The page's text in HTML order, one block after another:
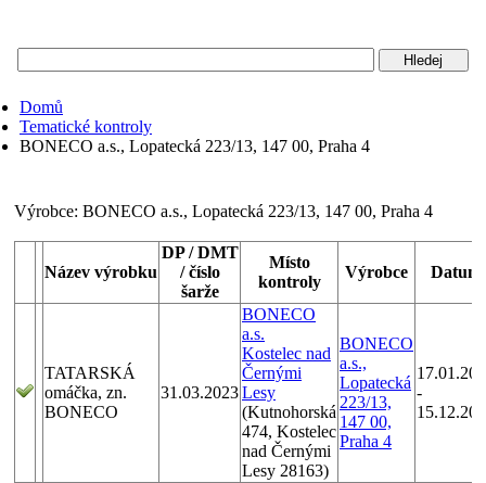
potravinářská
inspekce
Domů
Tematické kontroly
BONECO a.s., Lopatecká 223/13, 147 00, Praha 4
Výrobce: BONECO a.s., Lopatecká 223/13, 147 00, Praha 4
Název výrobku
DP / DMT
/ číslo
šarže
Místo
kontroly
Výrobce Datum
TATARSKÁ
omáčka, zn.
BONECO
31.03.2023
BONECO
a.s.
Kostelec nad
Černými
Lesy
(Kutnohorská
474, Kostelec
nad Černými
Lesy 28163)
BONECO
a.s.,
Lopatecká
223/13,
147 00,
Praha 4
-